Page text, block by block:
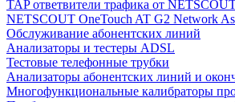
TAP ответвители трафика от
NETSCOUT OneTouch AT G2 Network
Обслуживание абонентских линий
Анализаторы и тестеры ADSL
Тестовые телефонные трубки
Анализаторы абонентских линий и
Многофункциональные калибраторы